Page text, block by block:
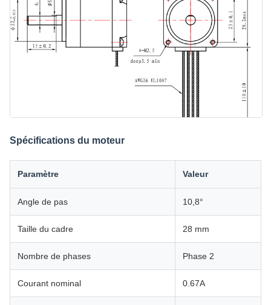
Spécifications du moteur
Paramètre Valeur
Angle de pas 10,8°
Taille du cadre 28 mm
Nombre de phases Phase 2
Courant nominal 0.67A